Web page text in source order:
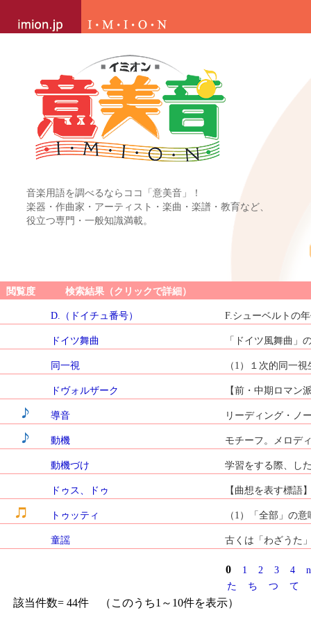
音楽用語を調べるならココ「意美音」！
楽器・作曲家・アーティスト・楽曲・楽譜・教育など、
役立つ専門・一般知識満載。
閲覧度 検索結果（クリックで詳細）
D.（ドイチュ番号） F.シューベルトの
ドイツ舞曲 「ドイツ風舞曲」
同一視 （1）１次的同一
ドヴォルザーク 【前・中期ロマン
導音 リーディング・ノ
動機 モチーフ。メロデ
動機づけ 学習をする際、し
ドゥス、ドゥ 【曲想を表す標語
トゥッティ （1）「全部」の
童謡 古くは「わざうた
0 1 2 3 4
た
ち つ て
該当件数= 44件 （このうち1～10件を表示）